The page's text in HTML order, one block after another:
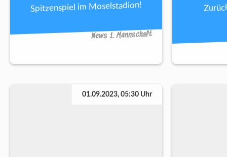
Spitzenspiel im Moselstadion!
News 1. Mannschaft
01.09.2023, 05:30 Uhr